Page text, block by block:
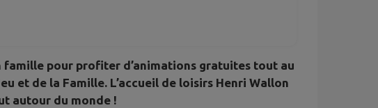
famille pour profiter d’animations gratuites tout au
et de la Famille. L’accueil de loisirs Henri Wallon
autour du monde !